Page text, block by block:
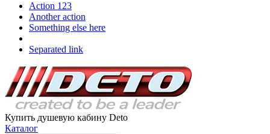
Action 123
Another action
Something else here
Separated link
Купить душевую кабину Deto
Каталог